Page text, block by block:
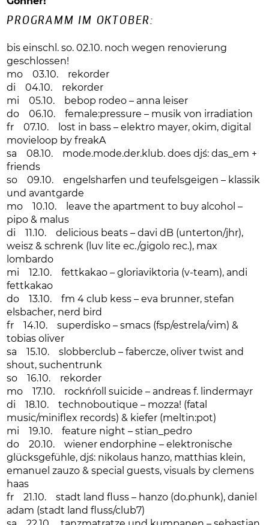
PROGRAMM IM OKTOBER:
bis einschl. so. 02.10. noch wegen renovierung
geschlossen!
mo 03.10. rekorder
di 04.10. rekorder
mi 05.10. bebop rodeo – anna leiser
do 06.10. female:pressure – musik von irradiation
fr 07.10. lost in bass – elektro mayer, okim, digital
movieloop by freakA
sa 08.10. mode.mode.der.klub. does dj´s: das_em +
friends
so 09.10. engelsharfen und teufelsgeigen – klassik
und avantgarde
mo 10.10. leave the apartment to buy alcohol –
pipo & malus
di 11.10. delicious beats – davi dB (unterton/jhr),
weisz & schrenk (luv lite ec./gigolo rec.), max
lombardo
mi 12.10. fettkakao – gloriaviktoria (v-team), andi
fettkakao
do 13.10. fm 4 club kess – eva brunner, stefan
elsbacher, nerd bird
fr 14.10. superdisko – smacs (fsp/estrela/vim) &
tobias oliver
sa 15.10. slobberclub – fabercze, oliver twist and
shout, suchentrunk
so 16.10. rekorder
mo 17.10. rock´n´roll suicide – andreas f. lindermayr
di 18.10. technoboutique – mozza! (fatal
music/miniflex records) & kiefer (meltin:pot)
mi 19.10. feature night – stian_pedro
do 20.10. wiener endorphine – elektronische
glücksgefühle, dj´s: nikolaus hanzo, matthias klein,
emanuel zauzo & special guests, visuals by clemens
haas
fr 21.10. stadt land fluss – hanzo (do.phunk), daniel
adam (stadt land fluss/club7)